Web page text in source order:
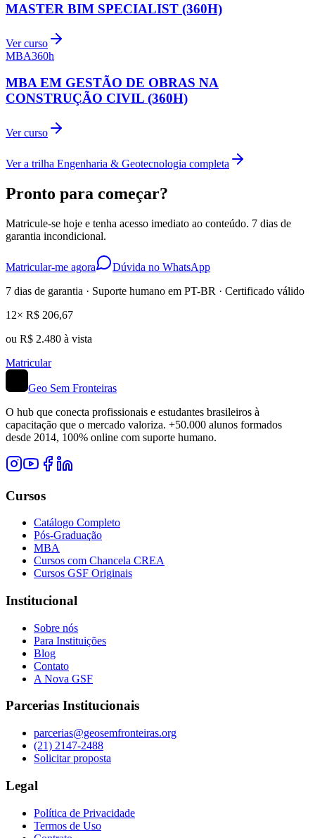
MASTER BIM SPECIALIST (360H)
Ver curso
MBA360h
MBA EM GESTÃO DE OBRAS NA
CONSTRUÇÃO CIVIL (360H)
Ver curso
Ver a trilha Engenharia & Geotecnologia completa
Pronto para começar?
Matricule-se hoje e tenha acesso imediato ao conteúdo. 7 dias de
garantia incondicional.
Matricular-me agora
Dúvida no WhatsApp
7 dias de garantia · Suporte humano em PT-BR · Certificado válido
12× R$ 206,67
ou R$ 2.480 à vista
Matricular
Geo Sem Fronteiras
O hub que conecta profissionais e estudantes brasileiros à
capacitação que o mercado valoriza. +50.000 alunos formados
desde 2014, 100% online com suporte humano.
Cursos
Catálogo Completo
Pós-Graduação
MBA
Cursos com Chancela CREA
Cursos GSF Originais
Institucional
Sobre nós
Para Instituições
Blog
Contato
A Nova GSF
Parcerias Institucionais
parcerias@geosemfronteiras.org
(21) 2147-2488
Solicitar proposta
Legal
Política de Privacidade
Termos de Uso